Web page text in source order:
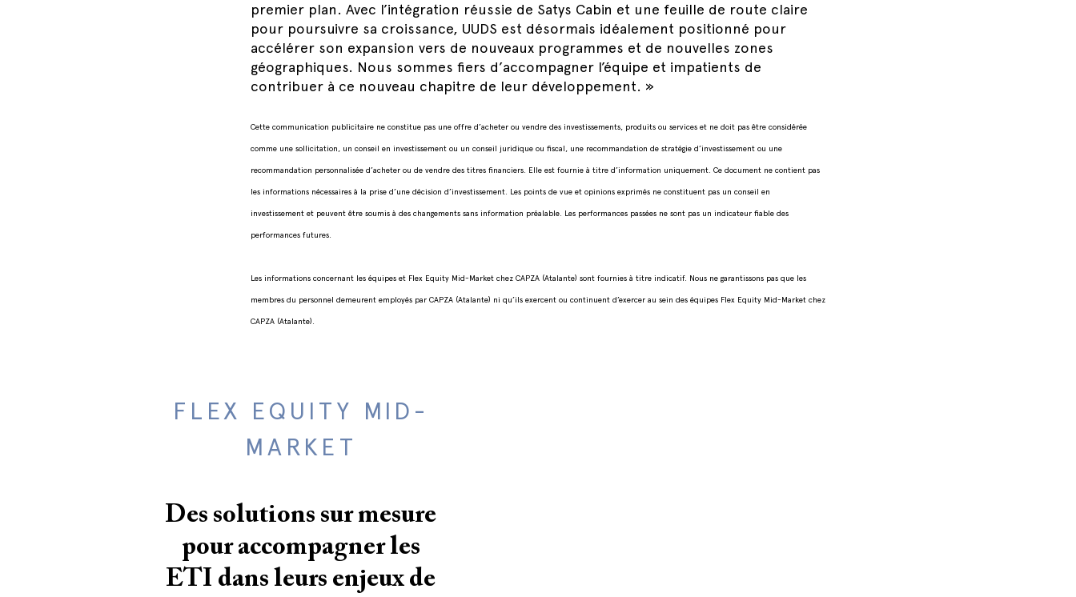
premier plan. Avec l’intégration réussie de Satys Cabin et une feuille de route claire
pour poursuivre sa croissance, UUDS est désormais idéalement positionné pour
accélérer son expansion vers de nouveaux programmes et de nouvelles zones
géographiques. Nous sommes fiers d’accompagner l’équipe et impatients de
contribuer à ce nouveau chapitre de leur développement. »
Cette communication publicitaire ne constitue pas une offre d’acheter ou vendre des investissements, produits ou services et ne doit pas être considérée
comme une sollicitation, un conseil en investissement ou un conseil juridique ou fiscal, une recommandation de stratégie d’investissement ou une
recommandation personnalisée d’acheter ou de vendre des titres financiers. Elle est fournie à titre d’information uniquement. Ce document ne contient pas
les informations nécessaires à la prise d’une décision d’investissement. Les points de vue et opinions exprimés ne constituent pas un conseil en
investissement et peuvent être soumis à des changements sans information préalable. Les performances passées ne sont pas un indicateur fiable des
performances futures.
Les informations concernant les équipes et Flex Equity Mid-Market chez CAPZA (Atalante) sont fournies à titre indicatif. Nous ne garantissons pas que les
membres du personnel demeurent employés par CAPZA (Atalante) ni qu’ils exercent ou continuent d’exercer au sein des équipes Flex Equity Mid-Market chez
CAPZA (Atalante).
FLEX EQUITY MID-
MARKET
Des solutions sur mesure
pour accompagner les
ETI dans leurs enjeux de